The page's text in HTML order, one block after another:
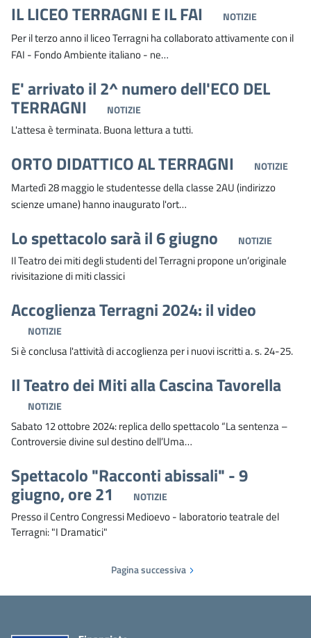
IL LICEO TERRAGNI E IL FAI NOTIZIE
Per il terzo anno il liceo Terragni ha collaborato attivamente con il
FAI - Fondo Ambiente italiano - ne…
E' arrivato il 2^ numero dell'ECO DEL
TERRAGNI NOTIZIE
L'attesa è terminata. Buona lettura a tutti.
ORTO DIDATTICO AL TERRAGNI NOTIZIE
Martedì 28 maggio le studentesse della classe 2AU (indirizzo
scienze umane) hanno inaugurato l'ort…
Lo spettacolo sarà il 6 giugno NOTIZIE
Il Teatro dei miti degli studenti del Terragni propone un’originale
rivisitazione di miti classici
Accoglienza Terragni 2024: il video
NOTIZIE
Si è conclusa l'attività di accoglienza per i nuovi iscritti a. s. 24-25.
Il Teatro dei Miti alla Cascina Tavorella
NOTIZIE
Sabato 12 ottobre 2024: replica dello spettacolo “La sentenza –
Controversie divine sul destino dell’Uma…
Spettacolo "Racconti abissali" - 9
giugno, ore 21 NOTIZIE
Presso il Centro Congressi Medioevo - laboratorio teatrale del
Terragni: "I Dramatici"
Pagina successiva